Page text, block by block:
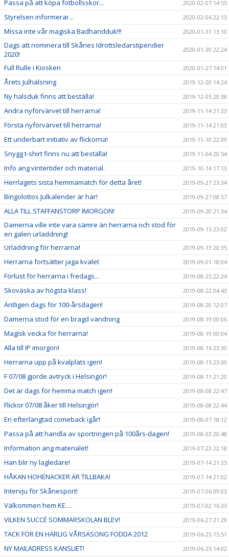
Passa på att köpa fotbollsskor... 2020-02-07 14:55
Styrelsen informerar... 2020-02-06 22:13
Missa inte vår magiska Badhandduk!!! 2020-01-31 13:10
Dags att nominera till Skånes Idrottsledarstipendier
2020!
2020-01-30 22:24
Full Rulle i Kiosken 2020-01-27 14:01
Årets Julhälsning 2019-12-20 14:24
Ny halsduk finns att beställa! 2019-12-05 20:38
Andra nyförvärvet till herrarna! 2019-11-14 21:23
Första nyförvärvet till herrarna! 2019-11-14 21:03
Ett underbart initiativ av flickorna! 2019-11-10 22:09
Snygg t-shirt finns nu att beställa! 2019-11-04 20:54
Info ang vintertider och material. 2019-10-14 17:13
Herrlagets sista hemmamatch för detta året! 2019-09-27 23:34
Bingolottos Julkalender är här! 2019-09-27 08:57
ALLA TILL STAFFANSTORP IMORGON! 2019-09-20 21:34
Damerna ville inte vara sämre än herrarna och stod för
en galen urladdning!
2019-09-15 23:02
Urladdning för herrarna! 2019-09-13 20:35
Herrarna fortsätter jaga kvalet 2019-09-01 18:04
Förlust för herrarna i fredags... 2019-08-25 22:24
Skoväska av högsta klass! 2019-08-22 04:43
Äntligen dags för 100-årsdagen! 2019-08-20 12:07
Damerna stod för en bragd vändning 2019-08-19 00:06
Magisk vecka för herrarna! 2019-08-19 00:04
Alla till IP imorgon! 2019-08-16 23:30
Herrarna upp på kvalplats igen! 2019-08-15 23:00
F 07/08 gjorde avtryck i Helsingör! 2019-08-11 21:20
Det är dags för hemma match igen! 2019-08-08 22:47
Flickor 07/08 åker till Helsingör! 2019-08-08 22:44
En efterlängtad comeback igår! 2019-08-07 18:12
Passa på att handla av sportringen på 100års-dagen! 2019-08-03 20:48
Information ang materialet! 2019-07-23 22:18
Han blir ny lagledare! 2019-07-14 21:35
HÅKAN HOHENACKER ÄR TILLBAKA! 2019-07-14 21:02
Intervju för Skånesport! 2019-07-06 09:03
Välkommen hem KE.... 2019-07-02 16:33
VILKEN SUCCÉ SOMMARSKOLAN BLEV! 2019-06-27 21:29
TACK FÖR EN HÄRLIG VÅRSÄSONG FÖDDA 2012 2019-06-25 15:51
NY MAILADRESS KANSLIET! 2019-06-25 14:02